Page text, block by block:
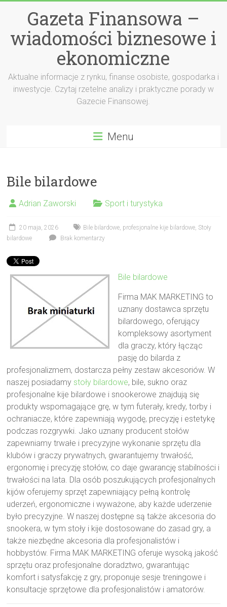
Gazeta Finansowa –
wiadomości biznesowe i
ekonomiczne
Aktualne informacje z rynku, finanse osobiste, gospodarka i
inwestycje. Czytaj rzetelne analizy i praktyczne porady w
Gazecie Finansowej.
Menu
Bile bilardowe
Adrian Zaworski Sport i turystyka
20 maja, 2026 Bile bilardowe, profesjonalne kije bilardowe, Stoły
bilardowe
Brak komentarzy
Bile bilardowe
Firma MAK MARKETING to
uznany dostawca sprzętu
bilardowego, oferujący
kompleksowy asortyment
dla graczy, który łącząc
pasję do bilarda z
profesjonalizmem, dostarcza pełny zestaw akcesoriów. W
naszej posiadamy stoły bilardowe, bile, sukno oraz
profesjonalne kije bilardowe i snookerowe znajdują się
produkty wspomagające grę, w tym futerały, kredy, torby i
ochraniacze, które zapewniają wygodę, precyzję i estetykę
podczas rozgrywki. Jako uznany producent stołów
zapewniamy trwałe i precyzyjne wykonanie sprzętu dla
klubów i graczy prywatnych, gwarantujemy trwałość,
ergonomię i precyzję stołów, co daje gwarancję stabilności i
trwałości na lata. Dla osób poszukujących profesjonalnych
kijów oferujemy sprzęt zapewniający pełną kontrolę
uderzeń, ergonomiczne i wyważone, aby każde uderzenie
było precyzyjne. W naszej dostępne są także akcesoria do
snookera, w tym stoły i kije dostosowane do zasad gry, a
także niezbędne akcesoria dla profesjonalistów i
hobbystów. Firma MAK MARKETING oferuje wysoką jakość
sprzętu oraz profesjonalne doradztwo, gwarantując
komfort i satysfakcję z gry, proponuje sesje treningowe i
konsultacje sprzętowe dla profesjonalistów i amatorów.